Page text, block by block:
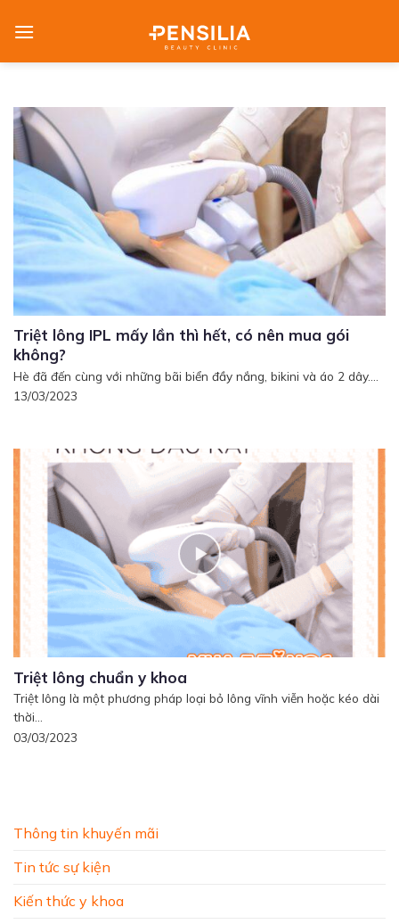
Thông tin khuyến mãi
Tin tức sự kiện
Kiến thức y khoa
Triệt lông IPL mấy lần thì hết, có nên mua gói
không?
Hè đã đến cùng với những bãi biển đầy nắng, bikini và áo 2 dây....
13/03/2023
Triệt lông chuẩn y khoa
Triệt lông là một phương pháp loại bỏ lông vĩnh viễn hoặc kéo dài
thời...
03/03/2023